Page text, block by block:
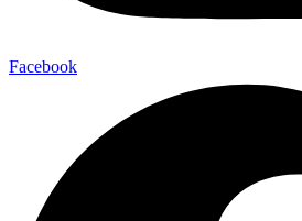
Facebook